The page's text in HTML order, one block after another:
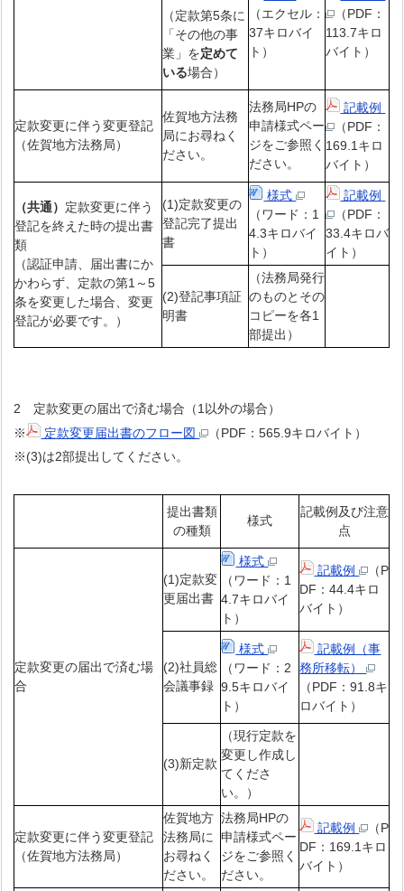
（定款第5条に
「その他の事
業」を定めて
いる場合）
（エクセル：
37キロバイ
ト）
（PDF：
113.7キロ
バイト）
定款変更に伴う変更登記
（佐賀地方法務局）
佐賀地方法務
局にお尋ねく
ださい。
法務局HPの
申請様式ペー
ジをご参照く
ださい。
記載例
（PDF：
169.1キロ
バイト）
（共通） 定款変更に伴う
登記を終えた時の提出書
類
（認証申請、届出書にか
かわらず、定款の第1～5
条を変更した場合、変更
登記が必要です。）
(1)定款変更の
登記完了提出
書
様式
（ワード：1
4.3キロバイ
ト）
記載例
（PDF：
33.4キロバ
イト）
(2)登記事項証
明書
（法務局発行
のものとその
コピーを各1
部提出）
2 定款変更の届出で済む場合（1以外の場合）
※
定款変更届出書のフロー図
（PDF：565.9キロバイト）
※(3)は2部提出してください。
提出書類
の種類
様式
記載例及び注意
点
定款変更の届出で済む場
合
(1)定款変
更届出書
様式
（ワード：1
4.7キロバイ
ト）
記載例
（P
DF：44.4キロ
バイト）
(2)社員総
会議事録
様式
（ワード：2
9.5キロバイ
ト）
記載例（事
務所移転）
（PDF：91.8キ
ロバイト）
(3)新定款
（現行定款を
変更し作成し
てくださ
い。）
定款変更に伴う変更登記
（佐賀地方法務局）
佐賀地方
法務局に
お尋ねく
ださい。
法務局HPの
申請様式ペー
ジをご参照く
ださい。
記載例
（P
DF：169.1キロ
バイト）